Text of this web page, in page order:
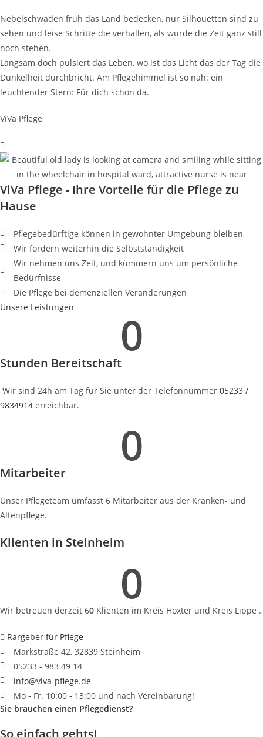
Nebelschwaden früh das Land bedecken, nur Silhouetten sind zu
sehen und leise Schritte die verhallen, als würde die Zeit ganz still
noch stehen.
Langsam doch pulsiert das Leben, wo ist das Licht das der Tag die
Dunkelheit durchbricht. Am Pflegehimmel ist so nah: ein
leuchtender Stern: Für dich schon da.
ViVa Pflege
ViVa Pflege - Ihre Vorteile für die Pflege zu
Hause
Pflegebedürftige können in gewohnter Umgebung bleiben
Wir fördern weiterhin die Selbstständigkeit
Wir nehmen uns Zeit, und kümmern uns um persönliche
Bedürfnisse
Die Pflege bei demenziellen Veränderungen
Unsere Leistungen
0
Stunden Bereitschaft
Wir sind 24h am Tag für Sie unter der Telefonnummer 05233 /
9834914 erreichbar.
0
Mitarbeiter
Unser Pflegeteam umfasst 6 Mitarbeiter aus der Kranken- und
Altenpflege.
Klienten in Steinheim
0
Wir betreuen derzeit 60 Klienten im Kreis Höxter und Kreis Lippe .
Rargeber für Pflege
Markstraße 42, 32839 Steinheim
05233 - 983 49 14
info@viva-pflege.de
Mo - Fr. 10:00 - 13:00 und nach Vereinbarung!
Sie brauchen einen Pflegedienst?
So einfach gehts!